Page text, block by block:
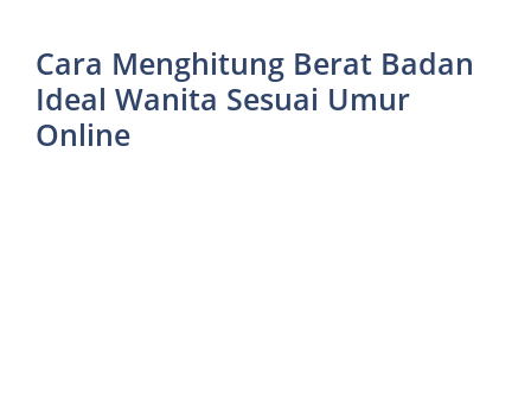
Cara Menghitung Berat Badan
Ideal Wanita Sesuai Umur
Online